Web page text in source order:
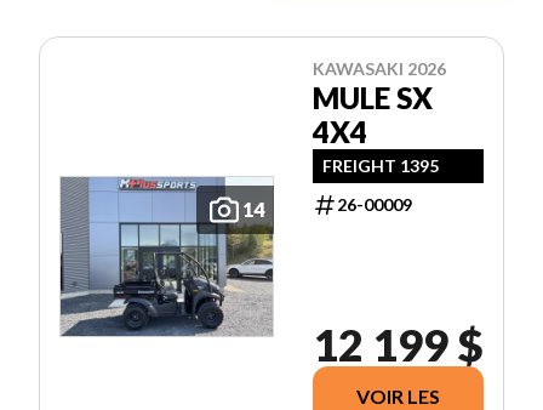
14
KAWASAKI 2026
MULE SX
4X4
FREIGHT 1395
26-00009
12 199 $
VOIR LES